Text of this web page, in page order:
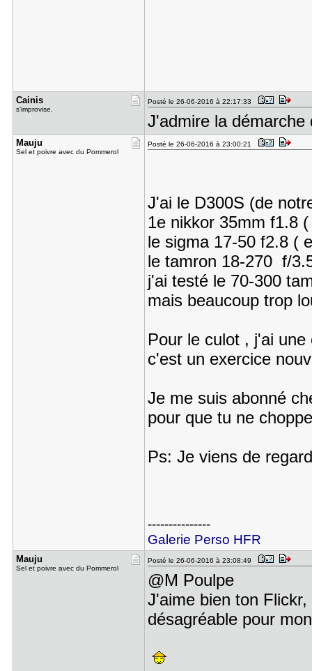
Cainis
s'improvise.
Posté le 26-06-2016 à 22:17:33
J'admire la démarche
Mauju
Sel et poivre avec du Pommerol
Posté le 26-06-2016 à 23:00:21
J'ai le D300S (de
1e nikkor 35mm f1.8
le sigma 17-50 f2.8 (
le tamron 18-270 f/
j'ai testé le 70-300
mais beaucoup trop
Pour le culot , j'ai
c'est un exercice
Je me suis abonné
pour que tu ne
Ps: Je viens de
---------------
Galerie Perso HFR
Mauju
Sel et poivre avec du Pommerol
Posté le 26-06-2016 à 23:08:49
@M Poulpe
J'aime bien ton
désagréable pour